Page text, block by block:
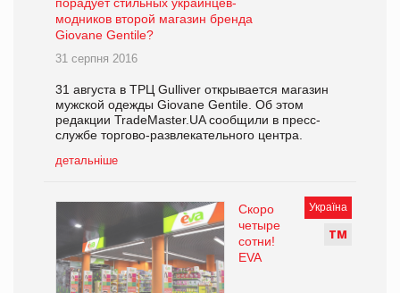
модников второй магазин бренда
Giovane Gentile?
31 серпня 2016
31 августа в ТРЦ Gulliver открывается магазин
мужской одежды Giovane Gentile. Об этом
редакции TradeMaster.UA сообщили в пресс-
службе торгово-развлекательного центра.
детальніше
Україна
ТМ
Скоро
четыре
сотни!
EVA